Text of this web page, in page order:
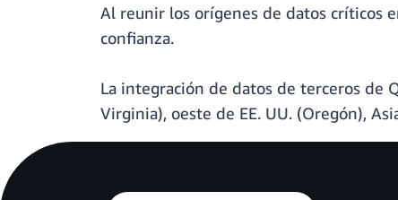
Al reunir los orígenes de datos críticos
confianza.
La integración de datos de terceros de
Virginia), oeste de EE. UU. (Oregón),